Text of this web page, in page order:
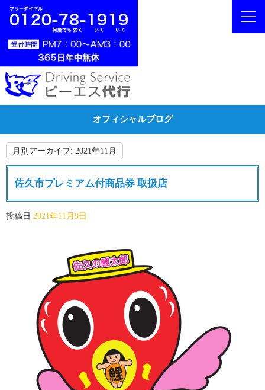
オフィシャルブログ
月別アーカイブ: 2021年11月
佐久市プレミアム付商品券 取扱店
投稿日 2021年11月9日